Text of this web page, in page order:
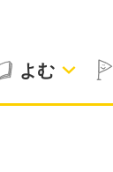
よむ